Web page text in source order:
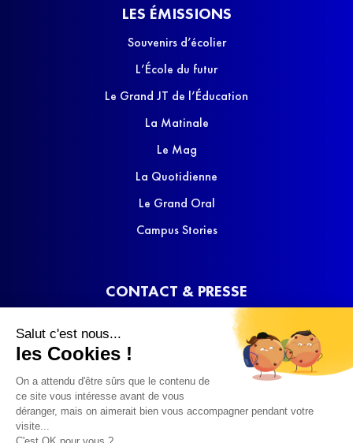
Salut c'est nous...
les Cookies !
On a attendu d'être sûrs que le contenu de
ce site vous intéresse avant de vous
déranger, mais on aimerait bien vous accompagner pendant votre
visite...
C'est OK pour vous ?
LES ÉMISSIONS
Souvenirs d’écolier
L’École du futur
Le Grand JT de l’Éducation
La Matinale
Le Mag
La Quotidienne
Le Grand Oral
Campus Stories
CONTACT & PRESSE